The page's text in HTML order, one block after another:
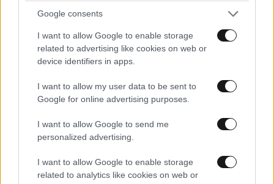
Google consents
I want to allow Google to enable storage
related to advertising like cookies on web or
device identifiers in apps.
I want to allow my user data to be sent to
Google for online advertising purposes.
I want to allow Google to send me
personalized advertising.
I want to allow Google to enable storage
related to analytics like cookies on web or
Τραγωδία με 4χρονο στην Πάρο: Δεν υπήρχε
ναυαγοσώστης – Έρευνα για το εάν είχε άδεια